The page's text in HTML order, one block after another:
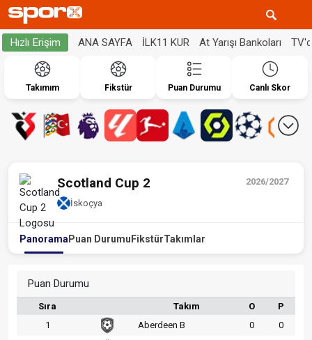
Hızlı Erişim ANA SAYFA İLK11 KUR At Yarışı Bankoları
Takımım Fikstür Puan Durumu Canlı Skor
2026/2027
Scotland Cup 2
İskoçya
Panorama Puan Durumu FikstürTakımlar
Puan Durumu
Sıra Takım O
P
1
Aberdeen B 0
0